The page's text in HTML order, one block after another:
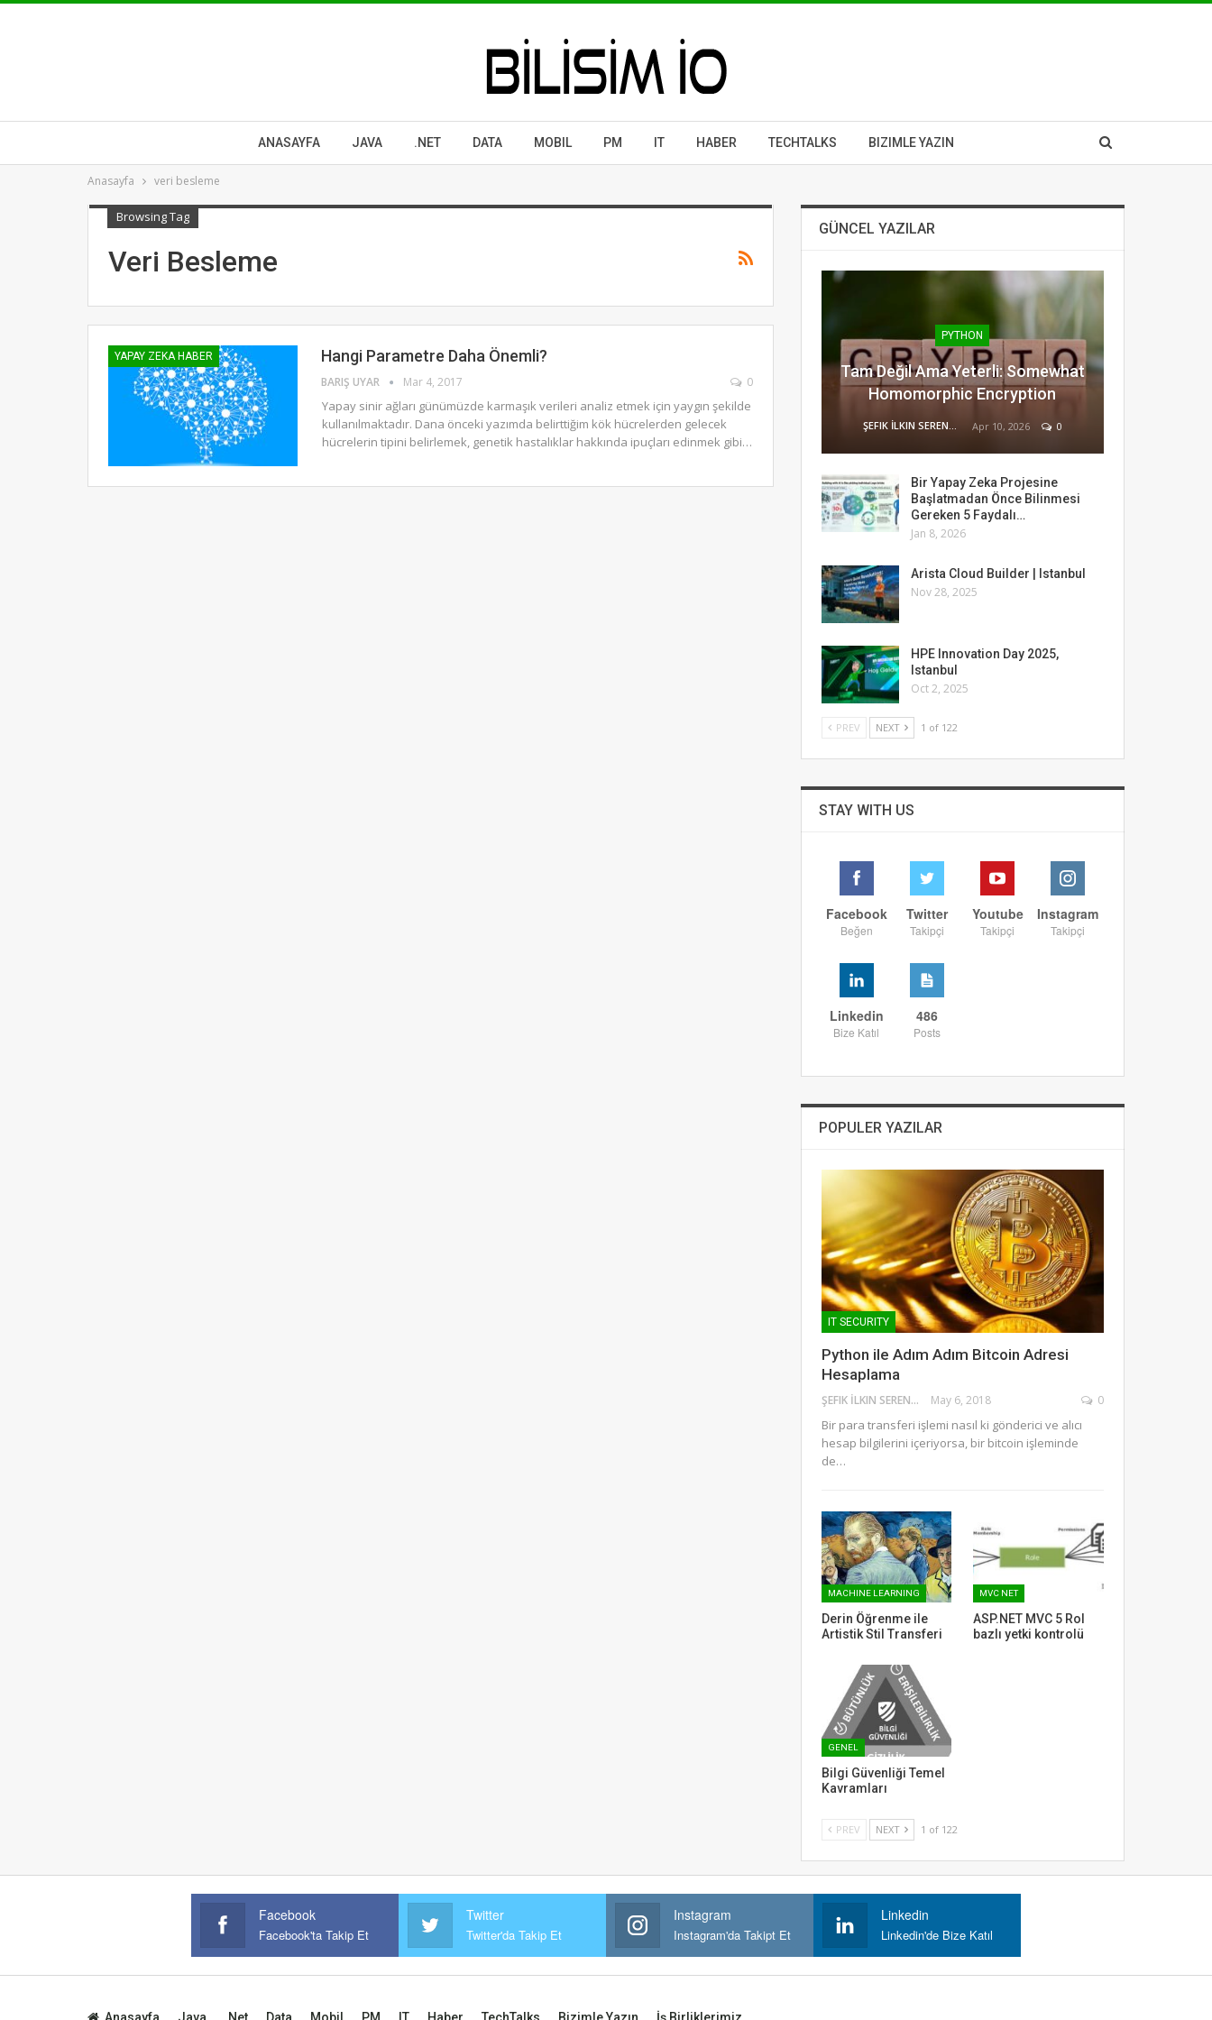
ANASAYFA JAVA .NET DATA MOBIL PM IT HABER TECHTALKS BIZIMLE YAZIN
Anasayfa veri besleme
Browsing Tag
Veri Besleme
YAPAY ZEKA HABER Hangi Parametre Daha Önemli?
BARIŞ UYAR Mar 4, 2017 0
Yapay sinir ağları günümüzde karmaşık verileri analiz etmek için yaygın şekilde
kullanılmaktadır. Dana önceki yazımda belirttiğim kök hücrelerden gelecek
hücrelerin tipini belirlemek, genetik hastalıklar hakkında ipuçları edinmek gibi…
GÜNCEL YAZILAR
PYTHON
Tam Değil Ama Yeterli: Somewhat
Homomorphic Encryption
ŞEFIK İLKIN SERENGIL Apr 10, 2026 0
Bir Yapay Zeka Projesine
Başlatmadan Önce Bilinmesi
Gereken 5 Faydalı…
Jan 8, 2026
Arista Cloud Builder | Istanbul
Nov 28, 2025
HPE Innovation Day 2025,
Istanbul
Oct 2, 2025
PREV NEXT 1 of 122
STAY WITH US
Facebook
Beğen
Twitter
Takipçi
Youtube
Takipçi
Instagram
Takipçi
Linkedin
Bize Katıl
486
Posts
POPULER YAZILAR
IT SECURITY
Python ile Adım Adım Bitcoin Adresi
Hesaplama
ŞEFIK İLKIN SERENGIL May 6, 2018 0
Bir para transferi işlemi nasıl ki gönderici ve alıcı
hesap bilgilerini içeriyorsa, bir bitcoin işleminde
de…
MACHINE LEARNING
Derin Öğrenme ile
Artistik Stil Transferi
MVC NET
ASP.NET MVC 5 Rol
bazlı yetki kontrolü
GENEL
Bilgi Güvenliği Temel
Kavramları
PREV NEXT 1 of 122
Facebook
Facebook'ta Takip Et
Twitter
Twitter'da Takip Et
Instagram
Instagram'da Takipt Et
Linkedin
Linkedin'de Bize Katıl
Anasayfa Java .Net Data Mobil PM IT Haber TechTalks Bizimle Yazın İş Birliklerimiz